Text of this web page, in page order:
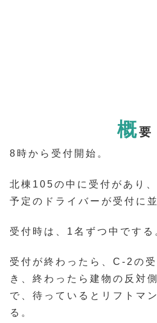
概要
8時から受付開始。
北棟105の中に受付があり
予定のドライバーが受付に
受付時は、1名ずつ中でする
受付が終わったら、C-2の
き、終わったら建物の反対
で、待っているとリフトマ
る。